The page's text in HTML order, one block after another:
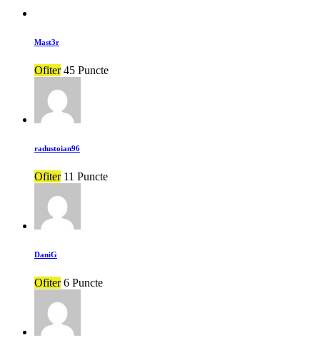
Mast3r
Ofiter 45 Puncte
radustoian96
Ofiter 11 Puncte
DaniG
Ofiter 6 Puncte